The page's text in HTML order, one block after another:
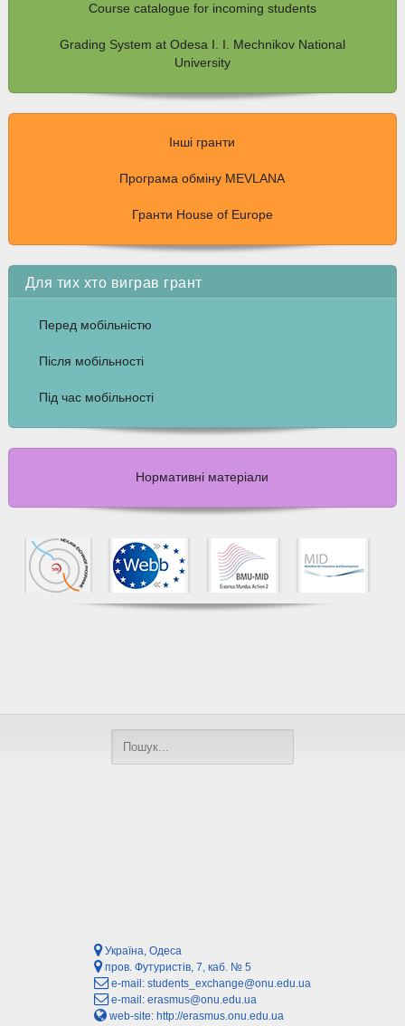
Course catalogue for incoming students
Grading System at Odesa I. I. Mechnikov National
University
Інші гранти
Програма обміну MEVLANA
Гранти House of Europe
Для тих хто виграв грант
Перед мобільністю
Після мобільності
Під час мобільності
Нормативні матеріали
Україна, Одеса
пров. Футуристів, 7, каб. № 5
e-mail: students_exchange@onu.edu.ua
e-mail: erasmus@onu.edu.ua
web-site: http://erasmus.onu.edu.ua